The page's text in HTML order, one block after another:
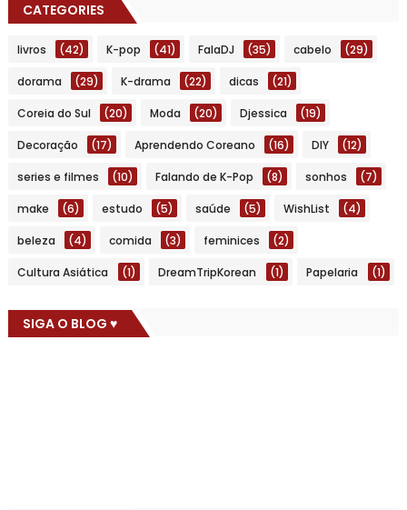
CATEGORIES
livros (42) K-pop (41) FalaDJ (35) cabelo (29)
dorama (29) K-drama (22) dicas (21)
Coreia do Sul (20) Moda (20) Djessica (19)
Decoração (17) Aprendendo Coreano (16) DIY (12)
series e filmes (10) Falando de K-Pop (8) sonhos (7)
make (6) estudo (5) saúde (5) WishList (4)
beleza (4) comida (3) feminices (2)
Cultura Asiática (1) DreamTripKorean (1) Papelaria (1)
SIGA O BLOG ♥